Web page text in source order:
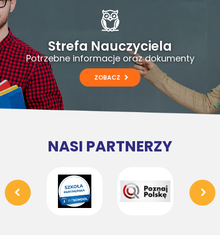
Strefa Nauczyciela
Potrzebne informacje oraz dokumenty
ZOBACZ
NASI PARTNERZY